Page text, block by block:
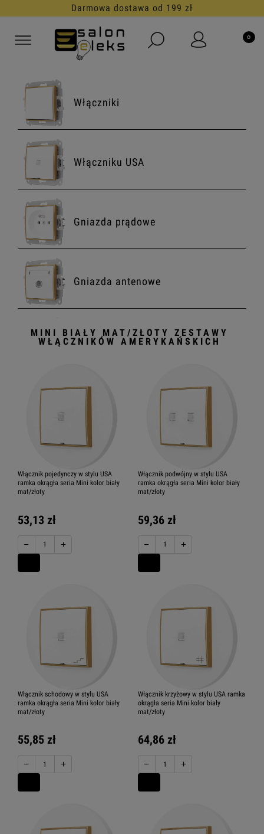
30 dni na darmowy zwrot
Włączniki
Włączniku USA
Gniazda prądowe
Gniazda antenowe
Gniazda multimedialne
Ramki
zestawy z ramkami
Zestawy włączników
amerykańskich
Zestawy włącznik z gniazdem
MINI BIAŁY MAT/ZŁOTY ZESTAWY
WŁĄCZNIKÓW AMERYKAŃSKICH
Włącznik pojedynczy w stylu USA
ramka okrągła seria Mini kolor biały
mat/złoty
53,13 zł
− +
Włącznik podwójny w stylu USA
ramka okrągła seria Mini kolor biały
mat/złoty
59,36 zł
− +
Włącznik schodowy w stylu USA
ramka okrągła seria Mini kolor biały
mat/złoty
55,85 zł
− +
Włącznik krzyżowy w stylu USA ramka
okrągła seria Mini kolor biały
mat/złoty
64,86 zł
− +